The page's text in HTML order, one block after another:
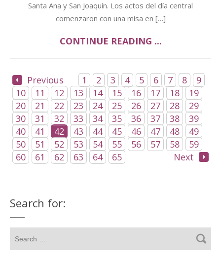
Santa Ana y San Joaquín. Los actos del día central
comenzaron con una misa en […]
CONTINUE READING ...
Previous 1 2 3 4 5 6 7 8
9
10
11 12 13 14 15 16 17 18
19
20
21 22 23 24 25 26 27 28
29
30
31 32 33 34 35 36 37 38
39
40
41 42 43 44 45 46 47 48
49
50
51 52 53 54 55 56 57 58
59
60
61 62 63 64 65 Next
Search for: